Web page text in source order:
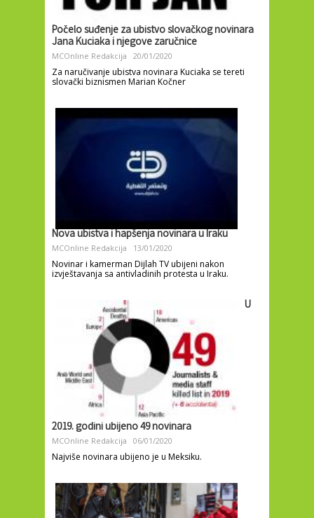
Počelo suđenje za ubistvo slovačkog novinara
Jana Kuciaka i njegove zaručnice
MCOnline Redakcija 20/01/2020
Za naručivanje ubistva novinara Kuciaka se tereti
slovački biznismen Marian Kočner
Nova ubistva i hapšenja novinara u Iraku
MCOnline Redakcija 13/01/2020
Novinar i kamerman Dijlah TV ubijeni nakon
izvještavanja sa antivladinih protesta u Iraku.
U
2019. godini ubijeno 49 novinara
MCOnline Redakcija 06/01/2020
Najviše novinara ubijeno je u Meksiku.